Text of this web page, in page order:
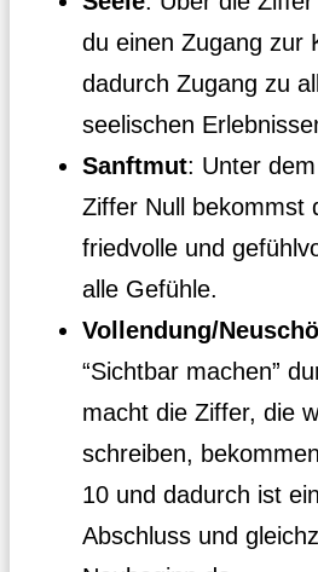
du einen Zugang zur
dadurch Zugang zu
seelischen
Sanftmut: Unter
Ziffer Null bekommst
friedvolle und
alle Gefühle.
Vollendung/
“Sichtbar machen”
macht die Ziffer, die
schreiben,
10 und dadurch ist
Abschluss und